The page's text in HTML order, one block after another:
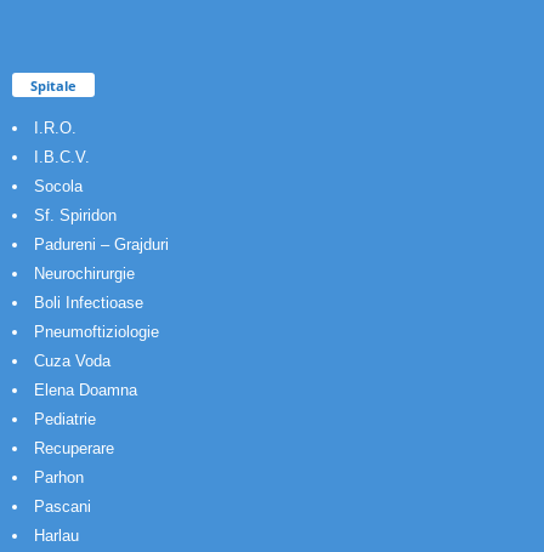
Spitale
I.R.O.
I.B.C.V.
Socola
Sf. Spiridon
Padureni – Grajduri
Neurochirurgie
Boli Infectioase
Pneumoftiziologie
Cuza Voda
Elena Doamna
Pediatrie
Recuperare
Parhon
Pascani
Harlau